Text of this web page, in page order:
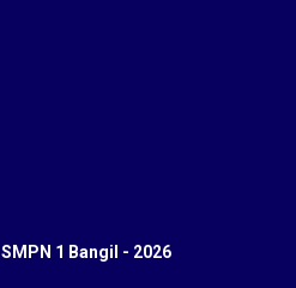
SMPN 1 Bangil - 2026